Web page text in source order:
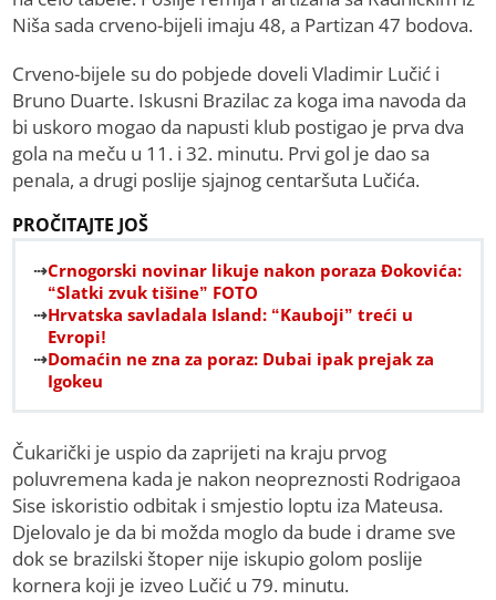
Niša sada crveno-bijeli imaju 48, a Partizan 47 bodova.
Crveno-bijele su do pobjede doveli Vladimir Lučić i
Bruno Duarte. Iskusni Brazilac za koga ima navoda da
bi uskoro mogao da napusti klub postigao je prva dva
gola na meču u 11. i 32. minutu. Prvi gol je dao sa
penala, a drugi poslije sjajnog centaršuta Lučića.
PROČITAJTE JOŠ
Crnogorski novinar likuje nakon poraza Đokovića:
“Slatki zvuk tišine” FOTO
Hrvatska savladala Island: “Kauboji” treći u
Evropi!
Domaćin ne zna za poraz: Dubai ipak prejak za
Igokeu
Čukarički je uspio da zaprijeti na kraju prvog
poluvremena kada je nakon neopreznosti Rodrigaoa
Sise iskoristio odbitak i smjestio loptu iza Mateusa.
Djelovalo je da bi možda moglo da bude i drame sve
dok se brazilski štoper nije iskupio golom poslije
kornera koji je izveo Lučić u 79. minutu.